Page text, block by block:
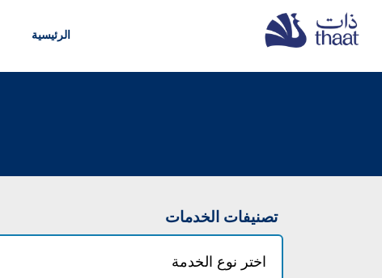
الرئيسية
تصنيفات الخدمات